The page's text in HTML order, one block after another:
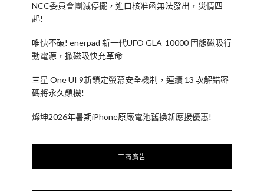
NCC委員會團滅停擺，進口核准函無法發出，災情四
起!
唯快不破! enerpad 新一代UFO GLA-10000 固態磁吸行
動電源，掀磁吸快充革命
三星 One UI 9新鎖定螢幕安全機制，連續 13 次解錯密
碼將永久鎖機!
燦坤2026年暑期iPhone原廠電池舊換新應援優惠!
工商廣告